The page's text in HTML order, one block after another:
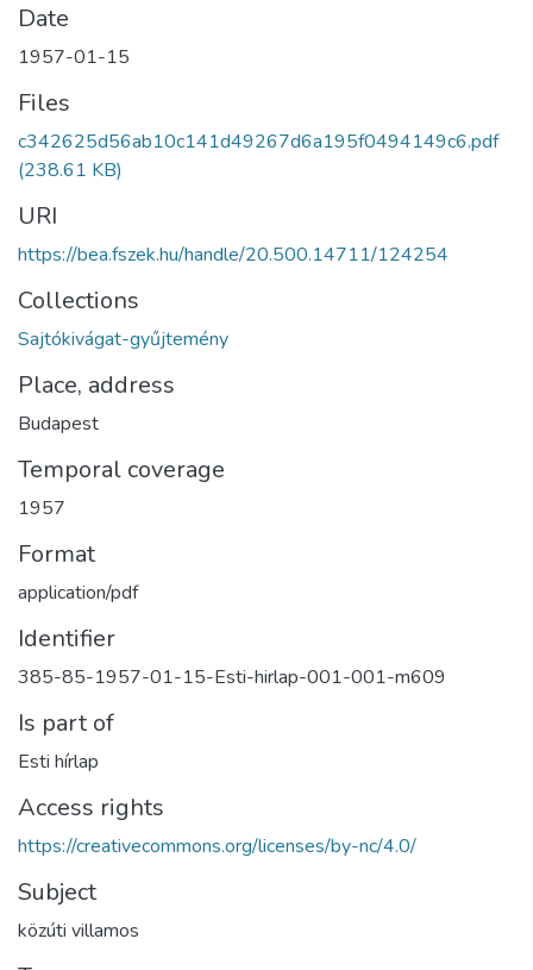
Date
1957-01-15
Files
c342625d56ab10c141d49267d6a195f0494149c6.pdf
(238.61 KB)
URI
https://bea.fszek.hu/handle/20.500.14711/124254
Collections
Sajtókivágat-gyűjtemény
Place, address
Budapest
Temporal coverage
1957
Format
application/pdf
Identifier
385-85-1957-01-15-Esti-hirlap-001-001-m609
Is part of
Esti hírlap
Access rights
https://creativecommons.org/licenses/by-nc/4.0/
Subject
közúti villamos